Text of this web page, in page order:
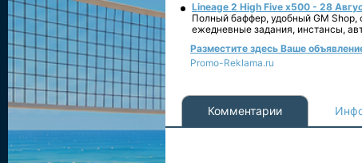
Lineage 2 High Five x500 - 28
Полный баффер, удобный GM Shop,
ежедневные задания, инстансы,
Разместите здесь Ваше
Promo-Reklama.ru
Комментарии